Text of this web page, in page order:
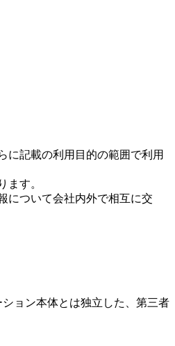
に記載の利用目的の範囲で利用
ます。
について会社内外で相互に交
ョン本体とは独立した、第三者